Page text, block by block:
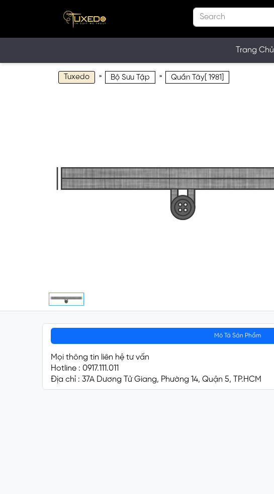
Trang Chủ
Tuxedo » Bộ Sưu Tập » Quần Tây[ 1981]
Mô Tả Sản Phẩm
Mọi thông tin liên hệ tư vấn
Hotline : 0917.111.011
Địa chỉ : 37A Dương Tử Giang, Phường 14, Quận 5, TP.HCM